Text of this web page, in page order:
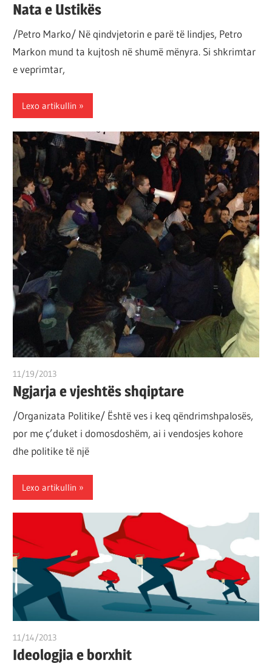
Nata e Ustikës
/Petro Marko/ Në qindvjetorin e parë të lindjes, Petro
Markon mund ta kujtosh në shumë mënyra. Si shkrimtar
e veprimtar,
Lexo artikullin
11/19/2013
Ngjarja e vjeshtës shqiptare
/Organizata Politike/ Është ves i keq qëndrimshpalosës,
por me ç’duket i domosdoshëm, ai i vendosjes kohore
dhe politike të një
Lexo artikullin
11/14/2013
Ideologjia e borxhit